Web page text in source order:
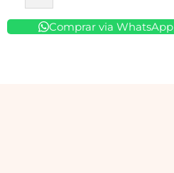
Comprar via WhatsApp